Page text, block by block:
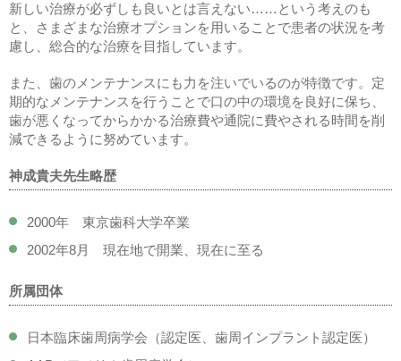
新しい治療が必ずしも良いとは言えない……という考えのも
と、さまざまな治療オプションを用いることで患者の状況を考
慮し、総合的な治療を目指しています。
また、歯のメンテナンスにも力を注いでいるのが特徴です。定
期的なメンテナンスを行うことで口の中の環境を良好に保ち、
歯が悪くなってからかかる治療費や通院に費やされる時間を削
減できるように努めています。
神成貴夫先生略歴
2000年 東京歯科大学卒業
2002年8月 現在地で開業、現在に至る
所属団体
日本臨床歯周病学会（認定医、歯周インプラント認定医）